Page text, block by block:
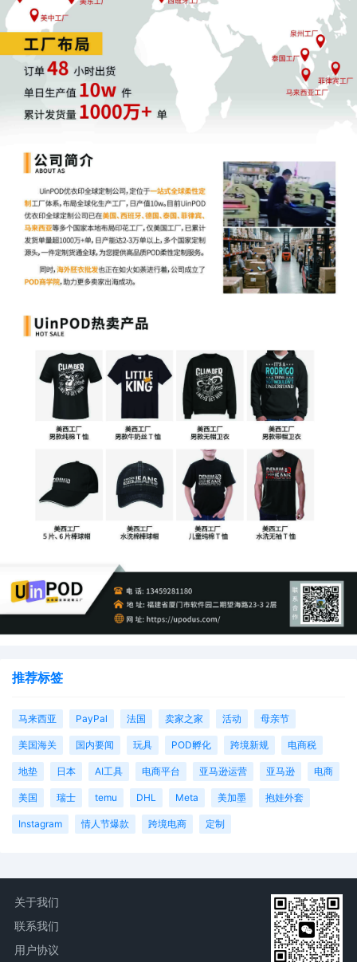
推荐标签
马来西亚 PayPal 法国 卖家之家 活动 母亲节
美国海关 国内要闻 玩具 POD孵化 跨境新规 电商税
地垫 日本 AI工具 电商平台 亚马逊运营 亚马逊 电商
美国 瑞士 temu DHL Meta 美加墨 抱娃外套
Instagram 情人节爆款 跨境电商 定制
关于我们
联系我们
用户协议